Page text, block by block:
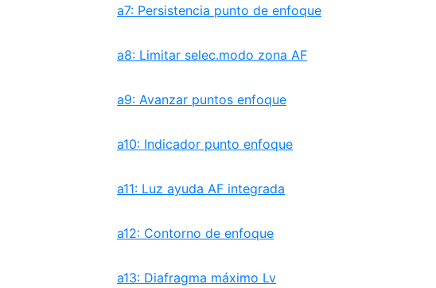
a7: Persistencia punto de enfoque
a8: Limitar selec.modo zona AF
a9: Avanzar puntos enfoque
a10: Indicador punto enfoque
a11: Luz ayuda AF integrada
a12: Contorno de enfoque
a13: Diafragma máximo Lv